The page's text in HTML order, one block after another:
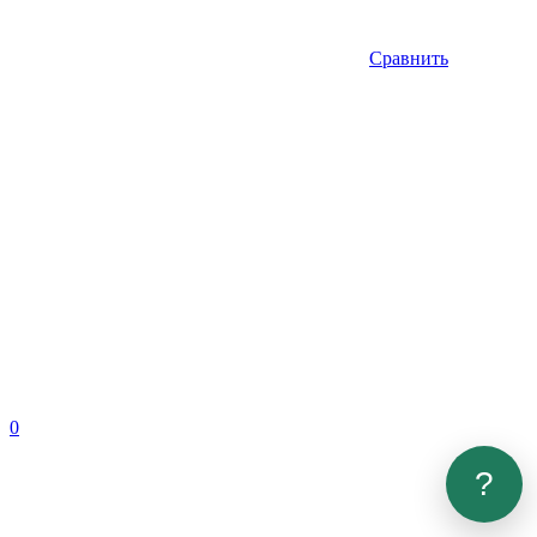
Сравнить
0
?